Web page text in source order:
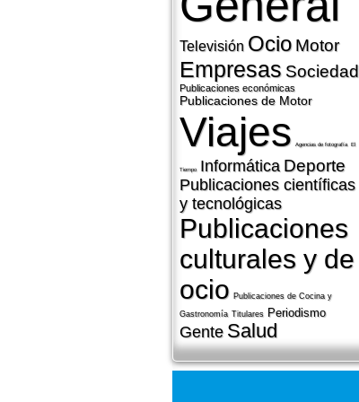
Televisión Ocio Motor
Empresas Sociedad
Publicaciones económicas
Publicaciones de Motor
Viajes Agencias de fotografí­a El
Tiempo Informática Deporte
Publicaciones cientí­ficas
y tecnológicas
Publicaciones
culturales y de
ocio Publicaciones de Cocina y
Gastronomí­a Titulares Periodismo
Gente Salud